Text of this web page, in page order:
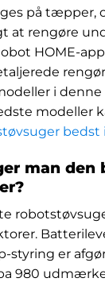
på tæpper,
at rengøre
HOME-
i denne
modeller
bedst
man den
styring er
980